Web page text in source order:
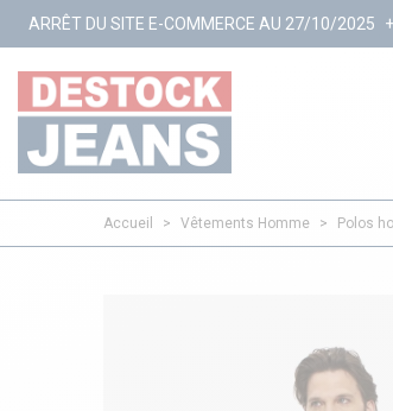
E-COMMERCE AU 27/10/2025 + d'infos
Accueil > Vêtements Homme > Polos